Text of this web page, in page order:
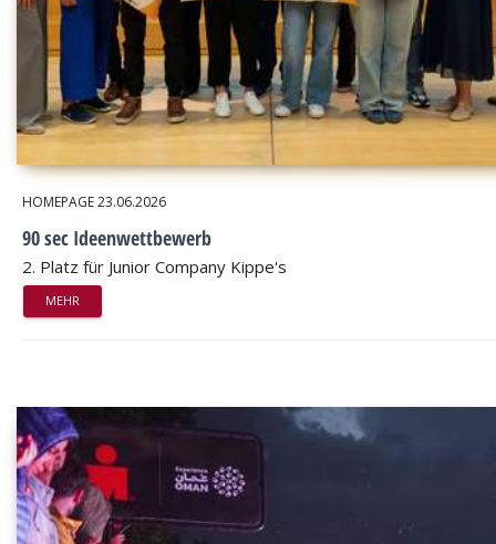
HOMEPAGE23.06.2026
90 sec Ideenwettbewerb
2. Platz für Junior Company Kippe's
MEHR